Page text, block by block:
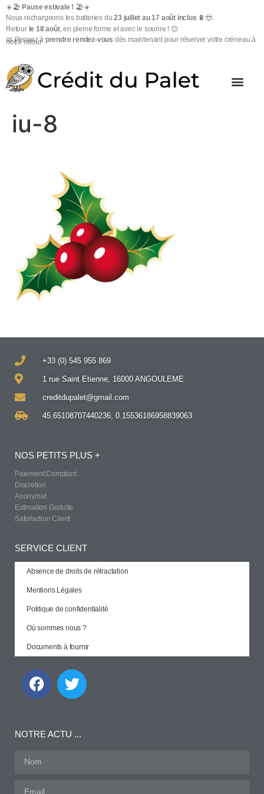
☀️🏖️ Pause estivale ! 🏖️☀️
Nous rechargeons les batteries du23 juillet au 17 août inclus 🔋😎.
Retour le 18 août, en pleine forme et avec le sourire ! 😊
📅 Pensez à prendre rendez-vous dès maintenant pour réserver votre créneau à
notre retour.
iu-8
+33 (0) 545 955 869
1 rue Saint Etienne, 16000 ANGOULEME
creditdupalet@gmail.com
45.65108707440236, 0.15536186958839063
NOS PETITS PLUS +
Paiement Comptant
Discretion
Anonymat
Estimation Gratuite
Satisfaction Client
SERVICE CLIENT
Absence de droits de rétractation
Mentions Légales
Politique de confidentialité
Où sommes nous ?
Documents à fournir
NOTRE ACTU ...